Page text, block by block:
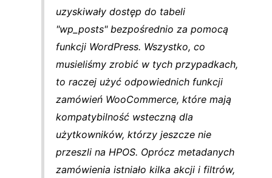
uzyskiwały dostęp do tabeli
"wp_posts" bezpośrednio za pomocą
funkcji WordPress. Wszystko, co
musieliśmy zrobić w tych przypadkach,
to raczej użyć odpowiednich funkcji
zamówień WooCommerce, które mają
kompatybilność wsteczną dla
użytkowników, którzy jeszcze nie
przeszli na HPOS. Oprócz metadanych
zamówienia istniało kilka akcji i filtrów,